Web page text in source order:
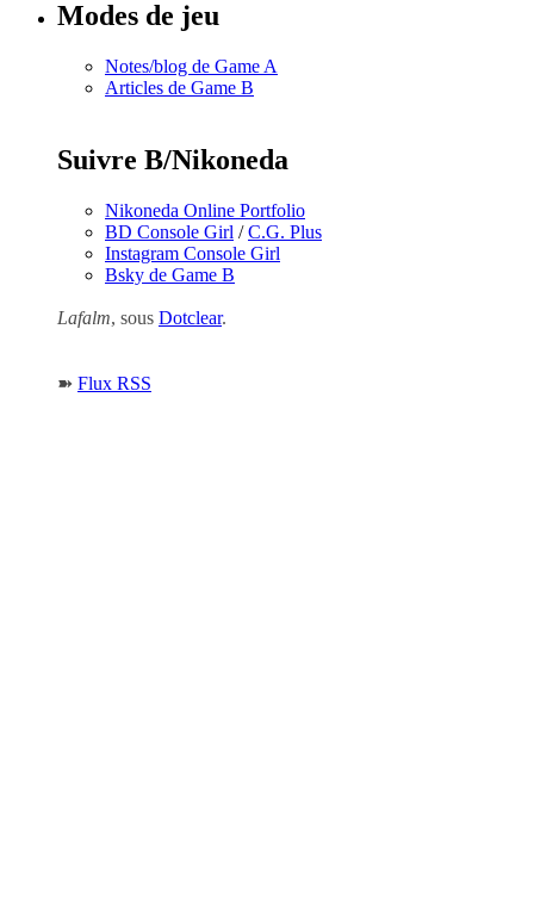
Modes de jeu
Notes/blog de Game A
Articles de Game B
Suivre B/Nikoneda
Nikoneda Online Portfolio
BD Console Girl /C.G. Plus
Instagram Console Girl
Bsky de Game B
Lafalm, sous Dotclear.
➽ Flux RSS